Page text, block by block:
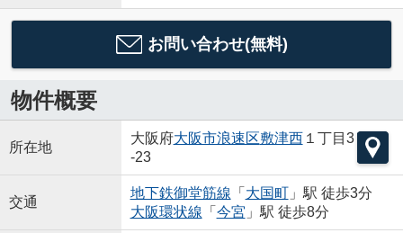
お問い合わせ(無料)
物件概要
所在地
大阪府大阪市浪速区敷津西１丁目3
-23
交通
地下鉄御堂筋線 「 大国町」駅 徒歩3分
大阪環状線 「 今宮 」駅 徒歩8分